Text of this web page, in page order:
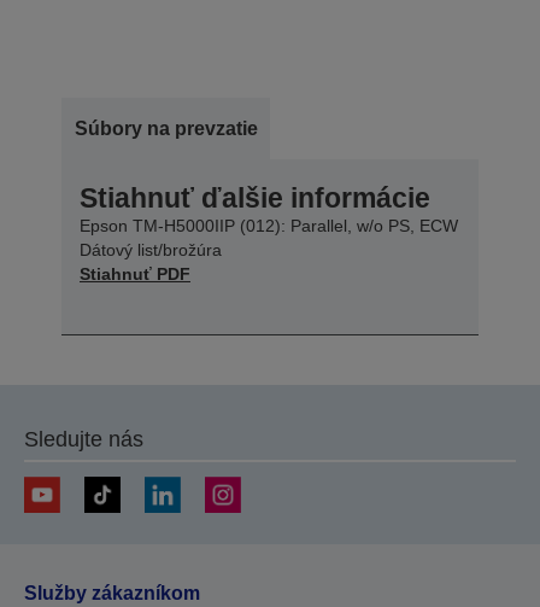
Súbory na prevzatie
Stiahnuť ďalšie informácie
Epson TM-H5000IIP (012): Parallel, w/o PS, ECW
Dátový list/brožúra
Stiahnuť PDF
Sledujte nás
Služby zákazníkom